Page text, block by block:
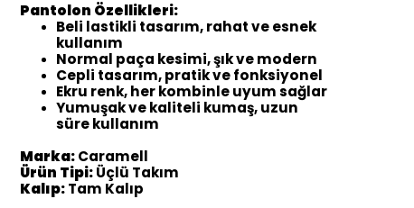
Pantolon Özellikleri:
Beli lastikli tasarım, rahat ve esnek
kullanım
Normal paça kesimi, şık ve modern
Cepli tasarım, pratik ve fonksiyonel
Ekru renk, her kombinle uyum sağlar
Yumuşak ve kaliteli kumaş, uzun
süre kullanım
Marka:Caramell
Ürün Tipi:Üçlü Takım
Kalıp:Tam Kalıp